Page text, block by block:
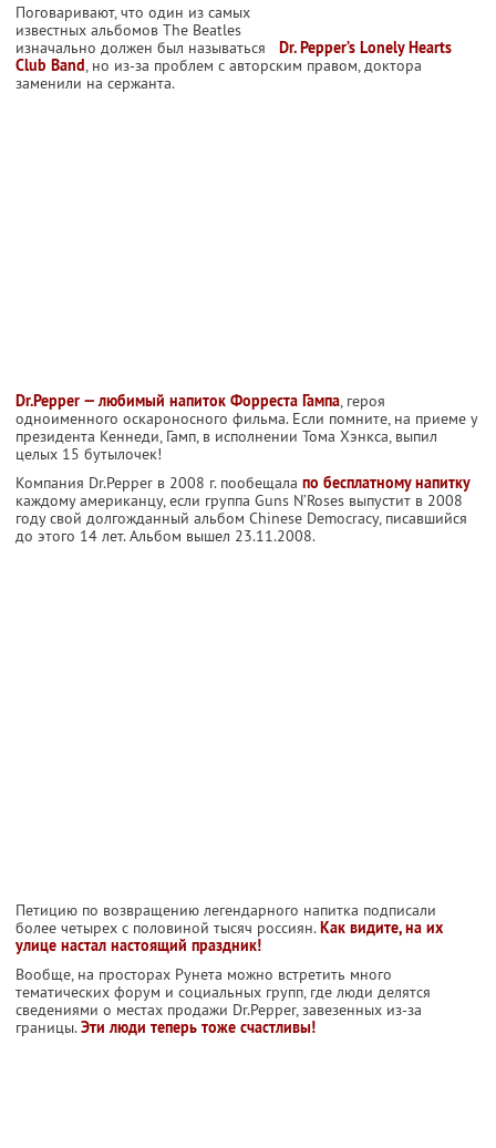
Поговаривают, что один из самых
известных альбомов The Beatles
изначально должен был называться
Dr. Pepper’s Lonely Hearts
Club Band, но из-за проблем с авторским правом, доктора
заменили на сержанта.
Dr.Pepper — любимый напиток Форреста Гампа, героя
одноименного оскароносного фильма. Если помните, на приеме у
президента Кеннеди, Гамп, в исполнении Тома Хэнкса, выпил
целых 15 бутылочек!
Компания Dr.Pepper в 2008 г. пообещала по бесплатному напитку
каждому американцу, если группа Guns N’Roses выпустит в 2008
году свой долгожданный альбом Chinese Democracy, писавшийся
до этого 14 лет. Альбом вышел 23.11.2008.
Петицию по возвращению легендарного напитка подписали
более четырех с половиной тысяч россиян.Как видите, на их
улице настал настоящий праздник!
Вообще, на просторах Рунета можно встретить много
тематических форум и социальных групп, где люди делятся
сведениями о местах продажи Dr.Pepper, завезенных из-за
границы.Эти люди теперь тоже счастливы!